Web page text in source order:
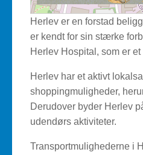
Herlev er en forstad
er kendt for sin stærke
Herlev Hospital, som er
Herlev har et aktivt
shoppingmuligheder,
Derudover byder Herlev
udendørs aktiviteter.
Transportmulighederne i